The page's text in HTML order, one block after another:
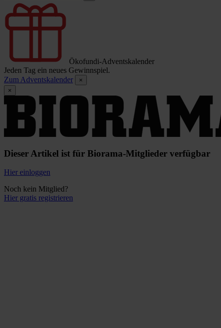
Ökofundi-Adventskalender
Jeden Tag ein neues Gewinnspiel.
Zum Adventskalender
×
×
Dieser Artikel ist für Biorama-Mitglieder verfügbar
Hier einloggen
Noch kein Mitglied?
Hier gratis registrieren